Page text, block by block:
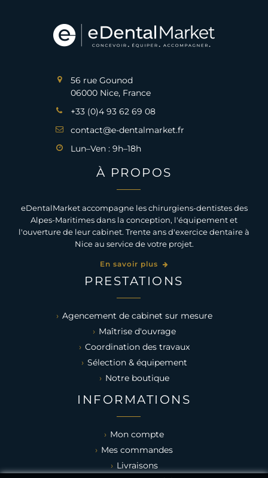
56 rue Gounod
06000 Nice, France
+33 (0)4 93 62 69 08
contact@e-dentalmarket.fr
Lun–Ven : 9h–18h
À PROPOS
eDentalMarket accompagne les chirurgiens-dentistes des
Alpes-Maritimes dans la conception, l'équipement et
l'ouverture de leur cabinet. Trente ans d'exercice dentaire à
Nice au service de votre projet.
En savoir plus
PRESTATIONS
Agencement de cabinet sur mesure
Maîtrise d'ouvrage
Coordination des travaux
Sélection & équipement
Notre boutique
INFORMATIONS
Mon compte
Mes commandes
Livraisons